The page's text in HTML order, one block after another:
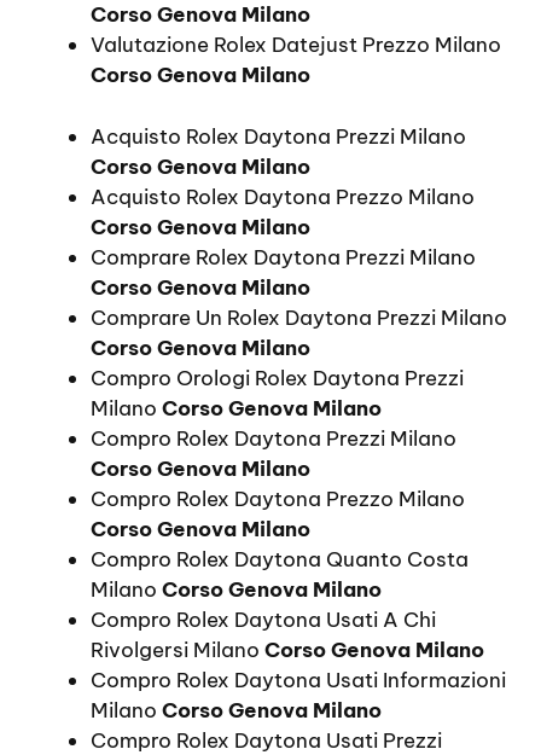
Corso Genova Milano
Valutazione Rolex Datejust Prezzo Milano
Corso Genova Milano
Acquisto Rolex Daytona Prezzi Milano
Corso Genova Milano
Acquisto Rolex Daytona Prezzo Milano
Corso Genova Milano
Comprare Rolex Daytona Prezzi Milano
Corso Genova Milano
Comprare Un Rolex Daytona Prezzi Milano
Corso Genova Milano
Compro Orologi Rolex Daytona Prezzi
Milano Corso Genova Milano
Compro Rolex Daytona Prezzi Milano
Corso Genova Milano
Compro Rolex Daytona Prezzo Milano
Corso Genova Milano
Compro Rolex Daytona Quanto Costa
Milano Corso Genova Milano
Compro Rolex Daytona Usati A Chi
Rivolgersi Milano Corso Genova Milano
Compro Rolex Daytona Usati Informazioni
Milano Corso Genova Milano
Compro Rolex Daytona Usati Prezzi